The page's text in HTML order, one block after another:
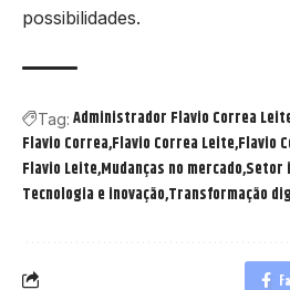
possibilidades.
Tag: Administrador Flavio Correa
Flavio Correa Flavio Correa Leite Flavio
Flavio Leite Mudanças no mercado Setor
Tecnologia e inovação Transformação